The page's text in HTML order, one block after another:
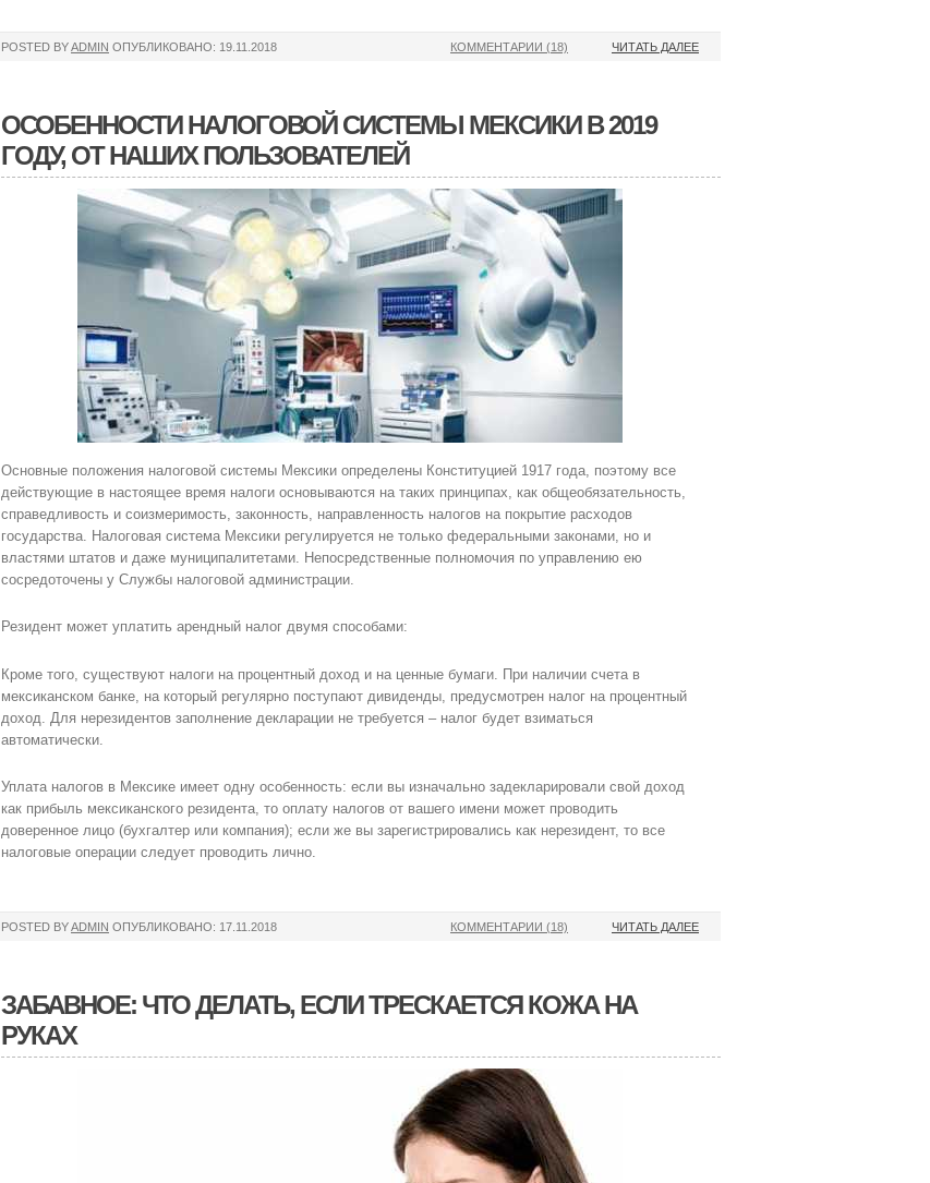
POSTED BYADMIN ОПУБЛИКОВАНО: 19.11.2018 ЧИТАТЬ ДАЛЕЕ
КОММЕНТАРИИ (18)
ОСОБЕННОСТИ НАЛОГОВОЙ СИСТЕМЫ МЕКСИКИ В 2019
ГОДУ, ОТ НАШИХ ПОЛЬЗОВАТЕЛЕЙ
Основные положения налоговой системы Мексики определены Конституцией 1917 года, поэтому все
действующие в настоящее время налоги основываются на таких принципах, как общеобязательность,
справедливость и соизмеримость, законность, направленность налогов на покрытие расходов
государства. Налоговая система Мексики регулируется не только федеральными законами, но и
властями штатов и даже муниципалитетами. Непосредственные полномочия по управлению ею
сосредоточены у Службы налоговой администрации.
Резидент может уплатить арендный налог двумя способами:
Кроме того, существуют налоги на процентный доход и на ценные бумаги. При наличии счета в
мексиканском банке, на который регулярно поступают дивиденды, предусмотрен налог на процентный
доход. Для нерезидентов заполнение декларации не требуется – налог будет взиматься
автоматически.
Уплата налогов в Мексике имеет одну особенность: если вы изначально задекларировали свой доход
как прибыль мексиканского резидента, то оплату налогов от вашего имени может проводить
доверенное лицо (бухгалтер или компания); если же вы зарегистрировались как нерезидент, то все
налоговые операции следует проводить лично.
POSTED BYADMIN ОПУБЛИКОВАНО: 17.11.2018 ЧИТАТЬ ДАЛЕЕ
КОММЕНТАРИИ (18)
ЗАБАВНОЕ: ЧТО ДЕЛАТЬ, ЕСЛИ ТРЕСКАЕТСЯ КОЖА НА
РУКАХ